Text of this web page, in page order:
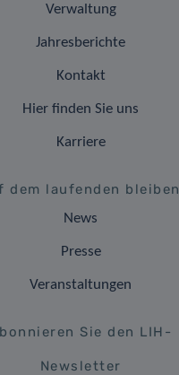
Verwaltung
Jahresberichte
Kontakt
Hier finden Sie uns
Karriere
dem laufenden bleiben
News
Presse
Veranstaltungen
Sie den LIH-
Newsletter